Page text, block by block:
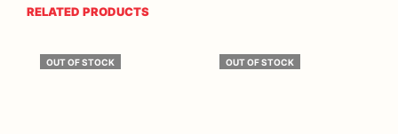
RELATED PRODUCTS
OUT OF STOCK OUT OF STOCK